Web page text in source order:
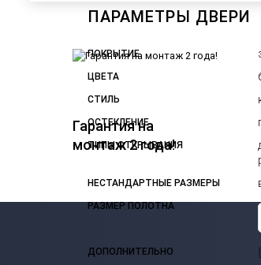
ПАРАМЕТРЫ ДВЕРИ
ПОКРЫТИЕ
ЦВЕТА
СТИЛЬ
ОСТЕКЛЕНИЕ
ТИПЫ ОТКРЫВАНИЯ
НЕСТАНДАРТНЫЕ РАЗМЕРЫ
РАЗМЕР ПОЛОТНА
ДОПОЛНИТЕЛЬНО
Гарантия на
монтаж 2 года!